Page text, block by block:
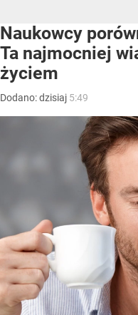
Naukowcy
Ta najmocniej
życiem
Dodano:dzisiaj 5:49